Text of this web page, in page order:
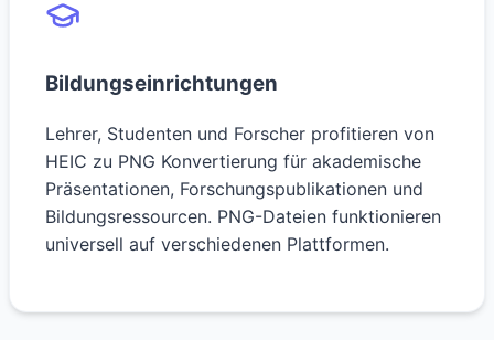
Bildungseinrichtungen
Lehrer, Studenten und Forscher profitieren von
HEIC zu PNG Konvertierung für akademische
Präsentationen, Forschungspublikationen und
Bildungsressourcen. PNG-Dateien funktionieren
universell auf verschiedenen Plattformen.